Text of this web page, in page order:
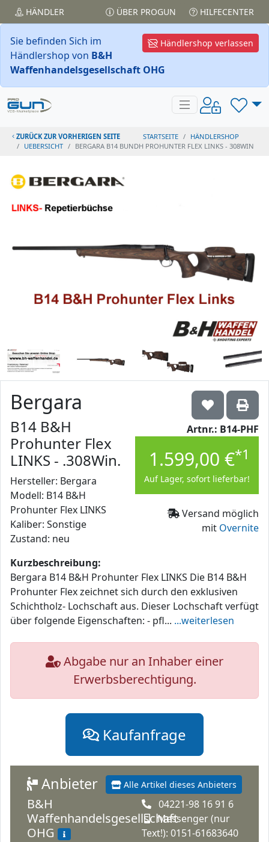
HÄNDLER ÜBER PROGUN HILFECENTER
Händlershop verlassen
Sie befinden Sich im
Händlershop von B&H
Waffenhandelsgesellschaft OHG
ZURÜCK ZUR VORHERIGEN SEITE STARTSEITE
HÄNDLERSHOP
UEBERSICHT
BERGARA B14 BUNDH PROHUNTER FLEX LINKS - 308WIN
Artnr.: B14-PHF
1.599,00 €*1
Auf Lager, sofort lieferbar!
Versand möglich
mit Overnite
Bergara
B14 B&H
Prohunter Flex
LINKS - .308Win.
Hersteller: Bergara
Modell: B14 B&H
Prohunter Flex LINKS
Kaliber: Sonstige
Zustand: neu
Kurzbeschreibung:
Bergara B14 B&H Prohunter Flex LINKS Die B14 B&H
Prohunter Flex zeichnet sich durch den exklusiven
Schichtholz- Lochschaft aus. Dieser Lochschaft verfügt
über folgende Eigenschaften: - pfl... ...weiterlesen
Abgabe nur an Inhaber einer
Erwerbsberechtigung.
Kaufanfrage
Alle Artikel dieses Anbieters
Anbieter
B&H
Waffenhandelsgesellschaft
OHG
04221-98 16 91 6
Messenger (nur
Text!): 0151-61683640